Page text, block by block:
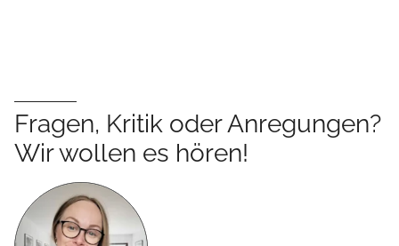
Fragen, Kritik oder Anregungen?
Wir wollen es hören!